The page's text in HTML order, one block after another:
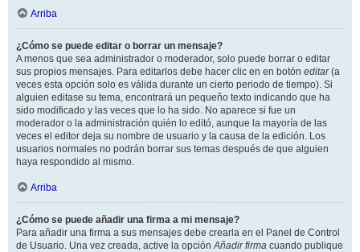
Arriba
¿Cómo se puede editar o borrar un mensaje?
A menos que sea administrador o moderador, solo puede borrar o editar
sus propios mensajes. Para editarlos debe hacer clic en en botón editar(a
veces esta opción solo es válida durante un cierto periodo de tiempo). Si
alguien editase su tema, encontrará un pequeño texto indicando que ha
sido modificado y las veces que lo ha sido. No aparece si fue un
moderador o la administración quién lo editó, aunque la mayoría de las
veces el editor deja su nombre de usuario y la causa de la edición. Los
usuarios normales no podrán borrar sus temas después de que alguien
haya respondido al mismo.
Arriba
¿Cómo se puede añadir una firma a mi mensaje?
Para añadir una firma a sus mensajes debe crearla en el Panel de Control
de Usuario. Una vez creada, active la opciónAñadir firma cuando publique